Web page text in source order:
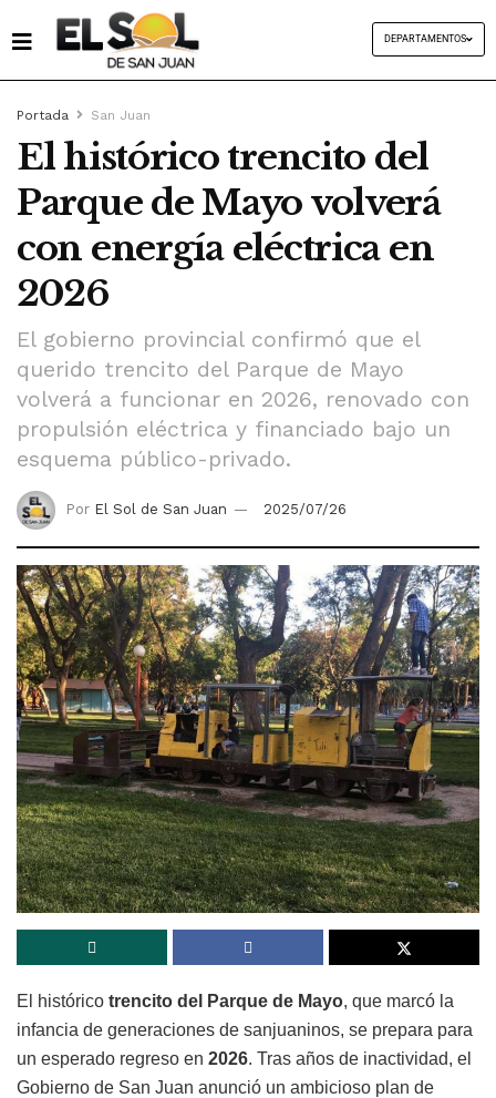
DEPARTAMENTOS
Portada San Juan
El histórico trencito del
Parque de Mayo volverá
con energía eléctrica en
2026
El gobierno provincial confirmó que el
querido trencito del Parque de Mayo
volverá a funcionar en 2026, renovado con
propulsión eléctrica y financiado bajo un
esquema público-privado.
Por El Sol de San Juan 2025/07/26
El histórico trencito del Parque de Mayo, que marcó la
infancia de generaciones de sanjuaninos, se prepara para
un esperado regreso en 2026. Tras años de inactividad, el
Gobierno de San Juan anunció un ambicioso plan de